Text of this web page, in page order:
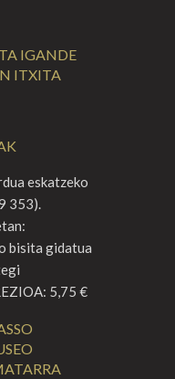
IGANDE
ITXITA
eskatzeko
353).
bisita gidatua
5,75 €